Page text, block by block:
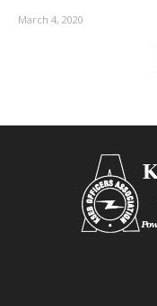
March 4, 2020